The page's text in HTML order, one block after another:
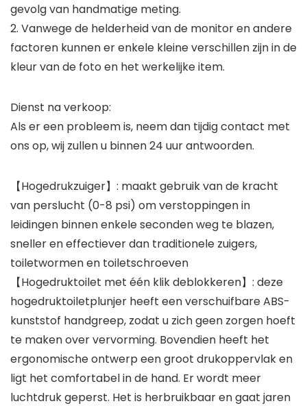
gevolg van handmatige meting.
2. Vanwege de helderheid van de monitor en andere
factoren kunnen er enkele kleine verschillen zijn in de
kleur van de foto en het werkelijke item.
Dienst na verkoop:
Als er een probleem is, neem dan tijdig contact met
ons op, wij zullen u binnen 24 uur antwoorden.
【Hogedrukzuiger】: maakt gebruik van de kracht
van perslucht (0-8 psi) om verstoppingen in
leidingen binnen enkele seconden weg te blazen,
sneller en effectiever dan traditionele zuigers,
toiletwormen en toiletschroeven
【Hogedruktoilet met één klik deblokkeren】: deze
hogedruktoiletplunjer heeft een verschuifbare ABS-
kunststof handgreep, zodat u zich geen zorgen hoeft
te maken over vervorming. Bovendien heeft het
ergonomische ontwerp een groot drukoppervlak en
ligt het comfortabel in de hand. Er wordt meer
luchtdruk geperst. Het is herbruikbaar en gaat jaren